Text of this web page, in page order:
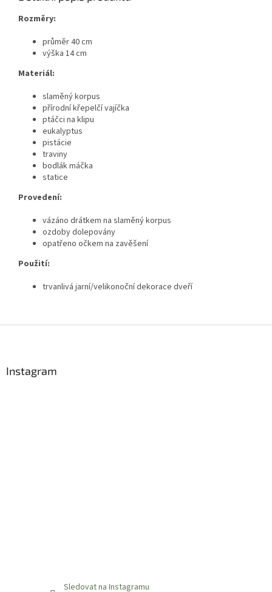
Rozměry:
průměr 40 cm
výška 14 cm
Materiál:
slaměný korpus
přírodní křepelčí vajíčka
ptáčci na klipu
eukalyptus
pistácie
traviny
bodlák máčka
statice
Provedení:
vázáno drátkem na slaměný korpus
ozdoby dolepovány
opatřeno očkem na zavěšení
Použití:
trvanlivá jarní/velikonoční dekorace dveří
Instagram
Sledovat na Instagramu